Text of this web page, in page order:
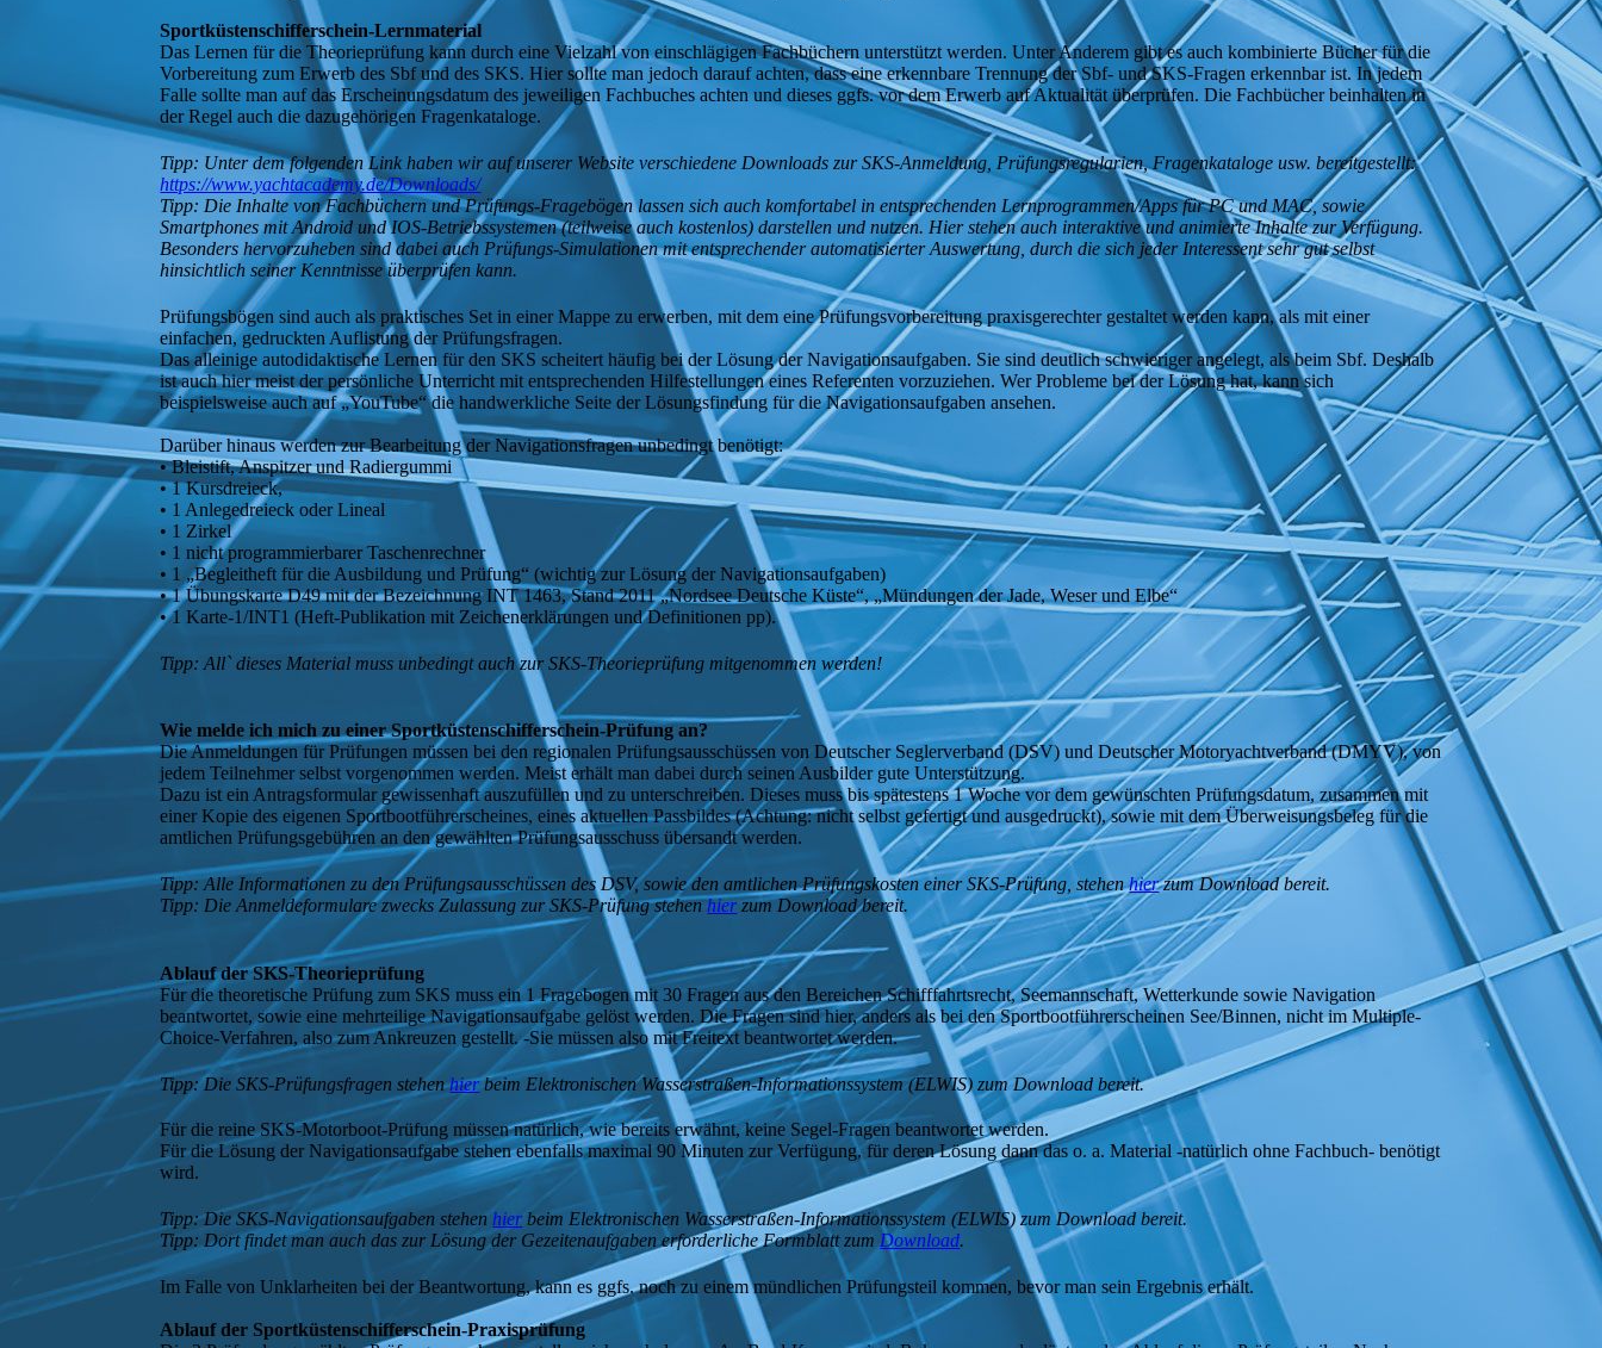
Sportküstenschifferschein-Lernmaterial
Das Lernen für die Theorieprüfung kann durch eine Vielzahl von einschlägigen Fachbüchern unterstützt werden. Unter Anderem gibt es auch kombinierte Bücher für die
Vorbereitung zum Erwerb des Sbf und des SKS. Hier sollte man jedoch darauf achten, dass eine erkennbare Trennung der Sbf- und SKS-Fragen erkennbar ist. In jedem
Falle sollte man auf das Erscheinungsdatum des jeweiligen Fachbuches achten und dieses ggfs. vor dem Erwerb auf Aktualität überprüfen. Die Fachbücher beinhalten in
der Regel auch die dazugehörigen Fragenkataloge.
Tipp: Unter dem folgenden Link haben wir auf unserer Website verschiedene Downloads zur SKS-Anmeldung, Prüfungsregularien, Fragenkataloge usw. bereitgestellt:
https://www.yachtacademy.de/Downloads/
Tipp: Die Inhalte von Fachbüchern und Prüfungs-Fragebögen lassen sich auch komfortabel in entsprechenden Lernprogrammen/Apps für PC und MAC, sowie
Smartphones mit Android und IOS-Betriebssystemen (teilweise auch kostenlos) darstellen und nutzen. Hier stehen auch interaktive und animierte Inhalte zur Verfügung.
Besonders hervorzuheben sind dabei auch Prüfungs-Simulationen mit entsprechender automatisierter Auswertung, durch die sich jeder Interessent sehr gut selbst
hinsichtlich seiner Kenntnisse überprüfen kann.
Prüfungsbögen sind auch als praktisches Set in einer Mappe zu erwerben, mit dem eine Prüfungsvorbereitung praxisgerechter gestaltet werden kann, als mit einer
einfachen, gedruckten Auflistung der Prüfungsfragen.
Das alleinige autodidaktische Lernen für den SKS scheitert häufig bei der Lösung der Navigationsaufgaben. Sie sind deutlich schwieriger angelegt, als beim Sbf. Deshalb
ist auch hier meist der persönliche Unterricht mit entsprechenden Hilfestellungen eines Referenten vorzuziehen. Wer Probleme bei der Lösung hat, kann sich
beispielsweise auch auf „YouTube“ die handwerkliche Seite der Lösungsfindung für die Navigationsaufgaben ansehen.
Darüber hinaus werden zur Bearbeitung der Navigationsfragen unbedingt benötigt:
• Bleistift, Anspitzer und Radiergummi
• 1 Kursdreieck,
• 1 Anlegedreieck oder Lineal
• 1 Zirkel
• 1 nicht programmierbarer Taschenrechner
• 1 „Begleitheft für die Ausbildung und Prüfung“ (wichtig zur Lösung der Navigationsaufgaben)
• 1 Übungskarte D49 mit der Bezeichnung INT 1463, Stand 2011 „Nordsee Deutsche Küste“, „Mündungen der Jade, Weser und Elbe“
• 1 Karte-1/INT1 (Heft-Publikation mit Zeichenerklärungen und Definitionen pp).
Tipp: All` dieses Material muss unbedingt auch zur SKS-Theorieprüfung mitgenommen werden!
Wie melde ich mich zu einer Sportküstenschifferschein-Prüfung an?
Die Anmeldungen für Prüfungen müssen bei den regionalen Prüfungsausschüssen von Deutscher Seglerverband (DSV) und Deutscher Motoryachtverband (DMYV), von
jedem Teilnehmer selbst vorgenommen werden. Meist erhält man dabei durch seinen Ausbilder gute Unterstützung.
Dazu ist ein Antragsformular gewissenhaft auszufüllen und zu unterschreiben. Dieses muss bis spätestens 1 Woche vor dem gewünschten Prüfungsdatum, zusammen mit
einer Kopie des eigenen Sportbootführerscheines, eines aktuellen Passbildes (Achtung: nicht selbst gefertigt und ausgedruckt), sowie mit dem Überweisungsbeleg für die
amtlichen Prüfungsgebühren an den gewählten Prüfungsausschuss übersandt werden.
Tipp: Alle Informationen zu den Prüfungsausschüssen des DSV, sowie den amtlichen Prüfungskosten einer SKS-Prüfung, stehenhierzum Download bereit.
Tipp: Die Anmeldeformulare zwecks Zulassung zur SKS-Prüfung stehenhierzum Download bereit.
Ablauf der SKS-Theorieprüfung
Für die theoretische Prüfung zum SKS muss ein 1 Fragebogen mit 30 Fragen aus den Bereichen Schifffahrtsrecht, Seemannschaft, Wetterkunde sowie Navigation
beantwortet, sowie eine mehrteilige Navigationsaufgabe gelöst werden. Die Fragen sind hier, anders als bei den Sportbootführerscheinen See/Binnen, nicht im Multiple-
Choice-Verfahren, also zum Ankreuzen gestellt. -Sie müssen also mit Freitext beantwortet werden.
Tipp: Die SKS-Prüfungsfragen stehenhierbeim Elektronischen Wasserstraßen-Informationssystem (ELWIS) zum Download bereit.
Für die reine SKS-Motorboot-Prüfung müssen natürlich, wie bereits erwähnt, keine Segel-Fragen beantwortet werden.
Für die Lösung der Navigationsaufgabe stehen ebenfalls maximal 90 Minuten zur Verfügung, für deren Lösung dann das o. a. Material -natürlich ohne Fachbuch- benötigt
wird.
Tipp: Die SKS-Navigationsaufgaben stehenhierbeim Elektronischen Wasserstraßen-Informationssystem (ELWIS) zum Download bereit.
Tipp: Dort findet man auch das zur Lösung der Gezeitenaufgaben erforderliche Formblatt zumDownload.
Im Falle von Unklarheiten bei der Beantwortung, kann es ggfs. noch zu einem mündlichen Prüfungsteil kommen, bevor man sein Ergebnis erhält.
Ablauf der Sportküstenschifferschein-Praxisprüfung